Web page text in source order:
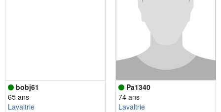
bobj61
65 ans
Lavaltrie
Pa1340
74 ans
Lavaltrie